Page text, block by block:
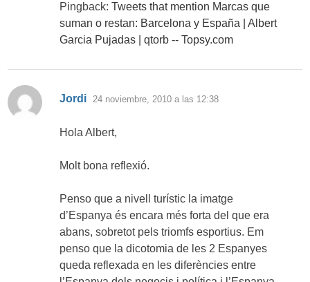
Pingback:Tweets that mention Marcas que
suman o restan: Barcelona y España | Albert
Garcia Pujadas | qtorb -- Topsy.com
Jordi dice:
24 noviembre, 2010 a las 12:38
Hola Albert,
Molt bona reflexió.
Penso que a nivell turístic la imatge
d’Espanya és encara més forta del que era
abans, sobretot pels triomfs esportius. Em
penso que la dicotomia de les 2 Espanyes
queda reflexada en les diferències entre